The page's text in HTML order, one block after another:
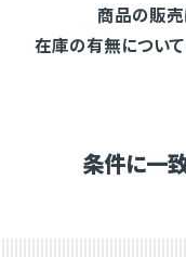
商品の販売
在庫の有無につい
条件に一